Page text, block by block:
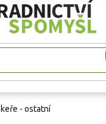
- ostatní